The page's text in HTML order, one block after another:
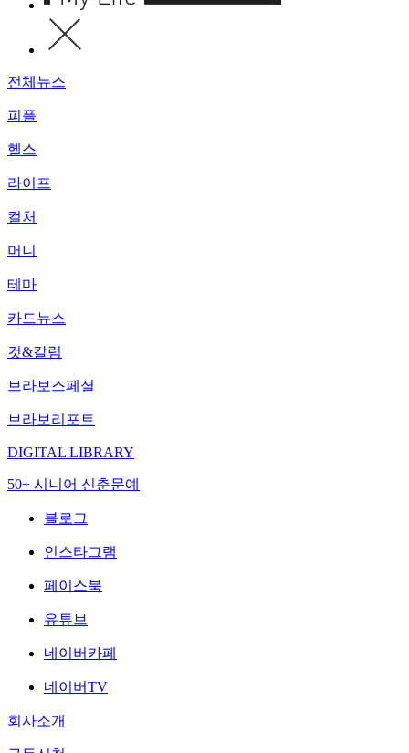
전체뉴스
피플
헬스
라이프
컬처
머니
테마
카드뉴스
컷&칼럼
브라보스페셜
브라보리포트
DIGITAL LIBRARY
50+ 시니어 신춘문예
블로그
인스타그램
페이스북
유튜브
네이버카페
네이버TV
회사소개